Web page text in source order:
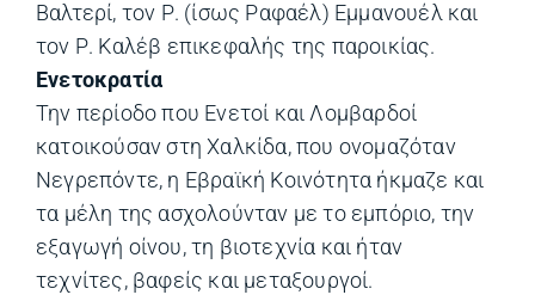
Βαλτερί, τον Ρ. (ίσως Ραφαέλ) Εμμανουέλ και
τον Ρ. Καλέβ επικεφαλής της παροικίας.
Ενετοκρατία
Την περίοδο που Ενετοί και Λομβαρδοί
κατοικούσαν στη Χαλκίδα, που ονομαζόταν
Νεγρεπόντε, η Εβραϊκή Κοινότητα ήκμαζε και
τα μέλη της ασχολούνταν με το εμπόριο, την
εξαγωγή οίνου, τη βιοτεχνία και ήταν
τεχνίτες, βαφείς και μεταξουργοί.